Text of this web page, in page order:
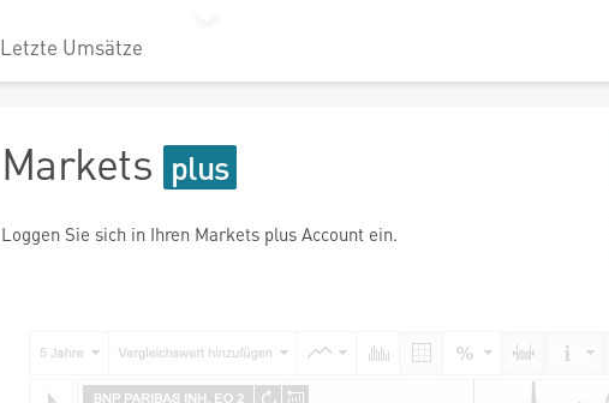
Letzte Umsätze
Markets
Loggen Sie sich in Ihren Markets plus Account ein.